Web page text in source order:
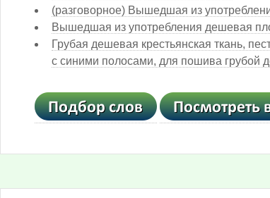
(разговорное) Вышедшая из
Вышедшая из употребления дешевая
Грубая дешевая крестьянская ткань,
с синими полосами, для пошива грубой